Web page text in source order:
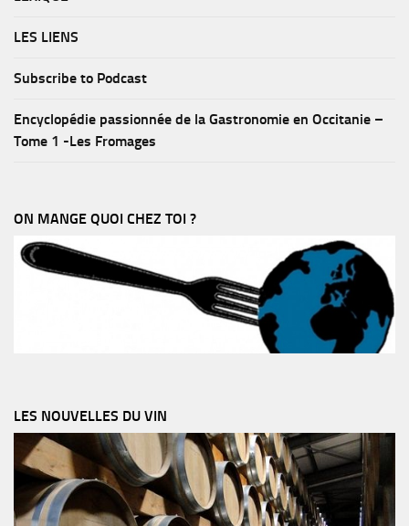
LES LIENS
Subscribe to Podcast
Encyclopédie passionnée de la Gastronomie en Occitanie –
Tome 1 -Les Fromages
ON MANGE QUOI CHEZ TOI ?
LES NOUVELLES DU VIN